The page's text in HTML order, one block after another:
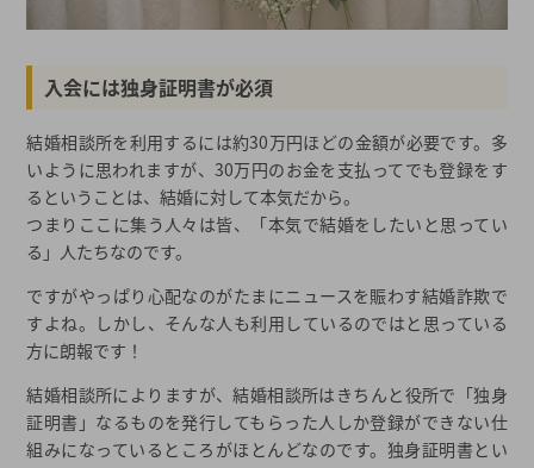
入会には独身証明書が必須
結婚相談所を利用するには約30万円ほどの金額が必要です。多
いように思われますが、30万円のお金を支払ってでも登録をす
るということは、結婚に対して本気だから。
つまりここに集う人々は皆、「本気で結婚をしたいと思ってい
る」人たちなのです。
ですがやっぱり心配なのがたまにニュースを賑わす結婚詐欺で
すよね。しかし、そんな人も利用しているのではと思っている
方に朗報です！
結婚相談所によりますが、結婚相談所はきちんと役所で「独身
証明書」なるものを発行してもらった人しか登録ができない仕
組みになっているところがほとんどなのです。独身証明書とい